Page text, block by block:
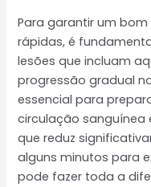
Para garantir um
rápidas, é
lesões que incluam
progressão gradual
essencial para
circulação sanguínea
que reduz
alguns minutos para
pode fazer toda a